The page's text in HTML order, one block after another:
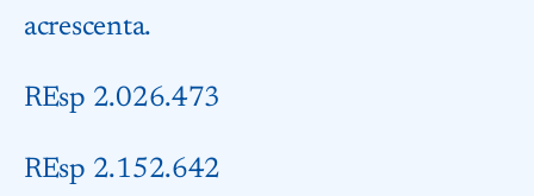
acrescenta.
REsp 2.026.473
REsp 2.152.642